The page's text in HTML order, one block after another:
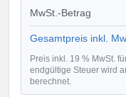
MwSt.-Betrag
Gesamtpreis inkl.
Preis inkl. 19 % MwSt.
endgültige Steuer wird
berechnet.